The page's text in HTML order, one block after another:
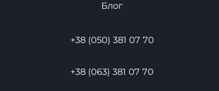
Блог
+38 (050) 381 07 70
+38 (063) 381 07 70